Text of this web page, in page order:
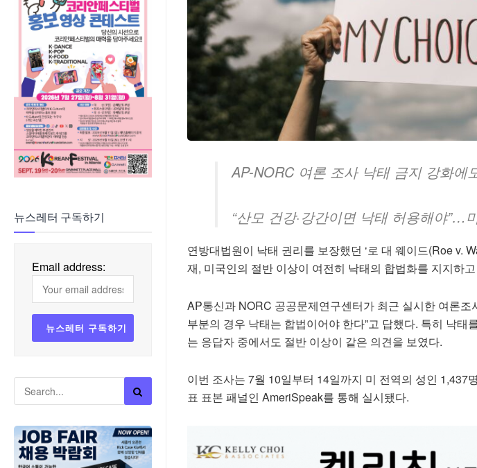
뉴스레터 구독하기
Email address:
AP-NORC 여론 조사 낙태 금지 강화에
“산모 건강·강간이면 낙태 허용해야”…
연방대법원이 낙태 권리를 보장했던 ‘로 대 웨이드(Roe v.
재, 미국인의 절반 이상이 여전히 낙태의 합법화를 지지하
AP통신과 NORC 공공문제연구센터가 최근 실시한 여론조
부분의 경우 낙태는 합법이어야 한다”고 답했다. 특히 낙태
는 응답자 중에서도 절반 이상이 같은 의견을 보였다.
이번 조사는 7월 10일부터 14일까지 미 전역의 성인 1,437
표 표본 패널인 AmeriSpeak를 통해 실시됐다.